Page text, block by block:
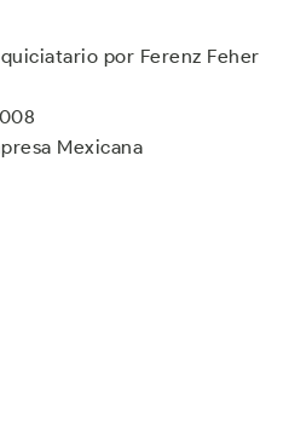
por Ferenz Feher
Mexicana